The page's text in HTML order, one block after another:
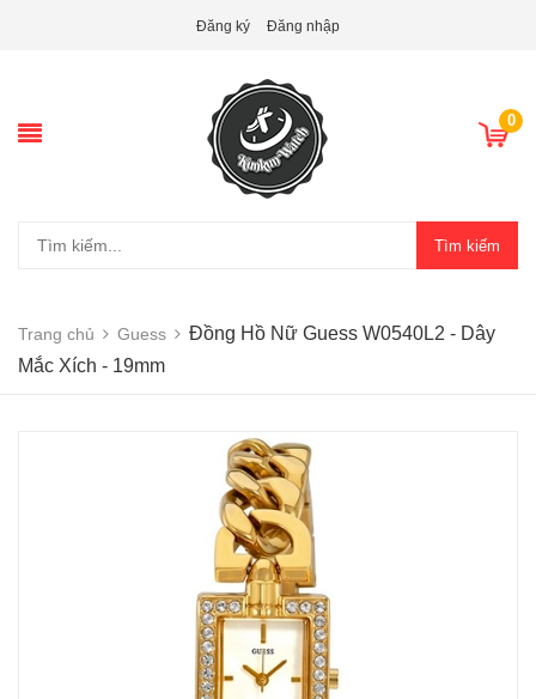
Đăng ký Đăng nhập
0
Tìm kiếm
Trang chủ Guess
Đồng Hồ Nữ Guess W0540L2 - Dây
Mắc Xích - 19mm